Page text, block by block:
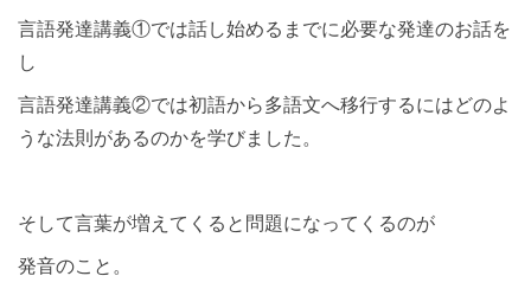
言語発達講義①では話し始めるまでに必要な発達のお話を
し
言語発達講義②では初語から多語文へ移行するにはどのよ
うな法則があるのかを学びました。
そして言葉が増えてくると問題になってくるのが
発音のこと。